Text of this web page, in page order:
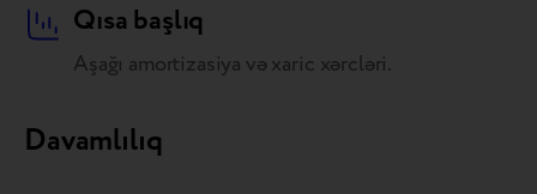
Qısa başlıq
Aşağı amortizasiya və xaric xərcləri.
Davamlılıq